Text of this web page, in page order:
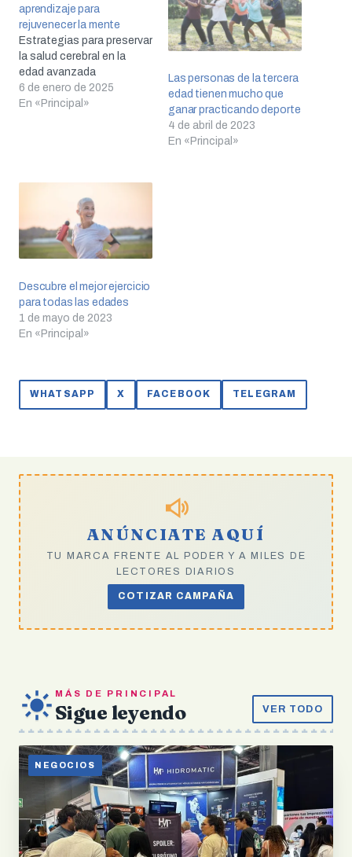
aprendizaje para
rejuvenecer la mente
Estrategias para preservar
la salud cerebral en la
edad avanzada
6 de enero de 2025
En «Principal»
Las personas de la tercera
edad tienen mucho que
ganar practicando deporte
4 de abril de 2023
En «Principal»
Descubre el mejor ejercicio
para todas las edades
1 de mayo de 2023
En «Principal»
WHATSAPP X FACEBOOK TELEGRAM
ANÚNCIATE AQUÍ
TU MARCA FRENTE AL PODER Y A MILES DE
LECTORES DIARIOS
COTIZAR CAMPAÑA
MÁS DE PRINCIPAL
Sigue leyendo VER TODO
NEGOCIOS